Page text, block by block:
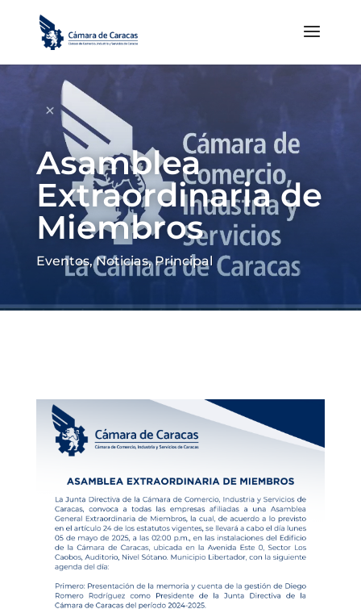
Asamblea
Extraordinaria de
Miembros
Eventos,Noticias,Principal